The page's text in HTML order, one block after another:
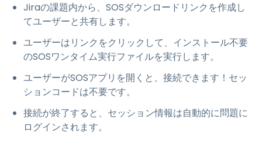
Jiraの課題内から、SOSダウンロードリンクを作成し
てユーザーと共有します。
ユーザーはリンクをクリックして、インストール不要
のSOSワンタイム実行ファイルを実行します。
ユーザーがSOSアプリを開くと、接続できます！セッ
ションコードは不要です。
接続が終了すると、セッション情報は自動的に問題に
ログインされます。